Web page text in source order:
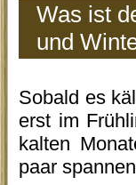
Was ist
und
Sobald es
erst im
kalten
paar